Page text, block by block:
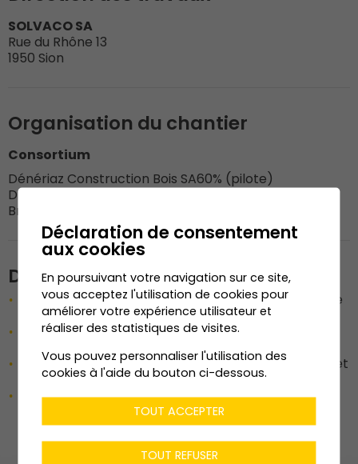
SOLVACO SA
Rue du Rhône 13
1950 Sion
Organisation du chantier
Consortium
Dénériaz Construction Bois SA60% (pilote)
DM Bois SA20%
Broccard-Frounier & Cie SA
Description de l'ouvrage
Démontage d'un couvert industriel dans le but de le
déplacer
Transport des éléments de charpente et
remontage sur le nouveau site
Remplacement des pièces abîmées par le temps et
de la couverture de toiture
En amont de ces étapes, la planification du
démontage, du transport et du remontage a été
assuré par Dénériaz en collaboration avec les
entreprises de levage et de transport
Déclaration de consentement
aux cookies
En poursuivant votre navigation sur ce site,
vous acceptez l'utilisation de cookies pour
améliorer votre expérience utilisateur et
réaliser des statistiques de visites.
Vous pouvez personnaliser l'utilisation des
cookies à l'aide du bouton ci-dessous.
TOUT ACCEPTER
TOUT REFUSER